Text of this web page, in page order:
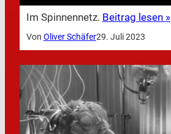
Im Spinnennetz. Beitrag lesen »
Von Oliver Schäfer29. Juli 2023